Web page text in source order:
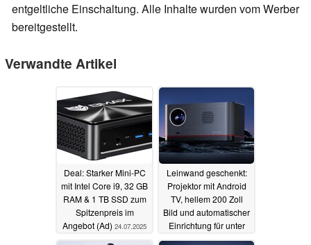
entgeltliche Einschaltung. Alle Inhalte wurden vom Werber
bereitgestellt.
Verwandte Artikel
Deal: Starker Mini-PC
mit Intel Core i9, 32 GB
RAM & 1 TB SSD zum
Spitzenpreis im
Angebot (Ad) 24.07.2025
Leinwand geschenkt:
Projektor mit Android
TV, hellem 200 Zoll
Bild und automatischer
Einrichtung für unter
350 Euro (Ad)22.07.2025